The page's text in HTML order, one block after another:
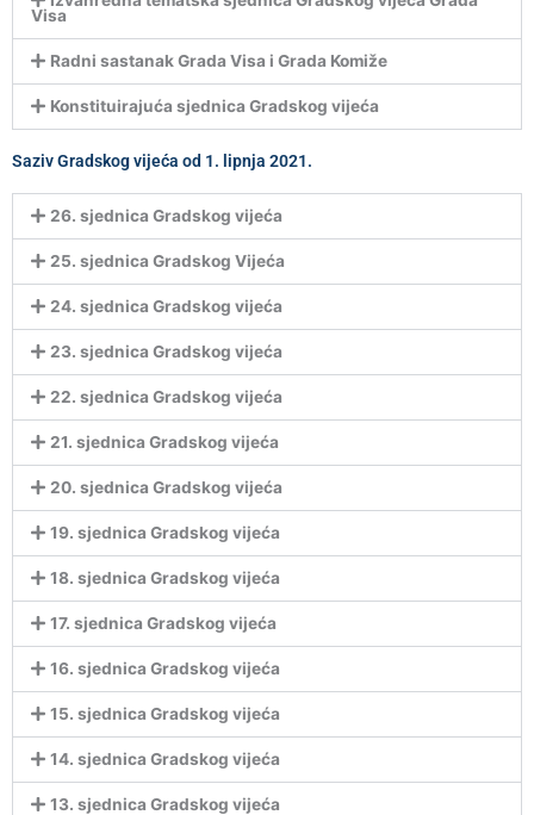
Visa
Radni sastanak Grada Visa i Grada Komiže
Konstituirajuća sjednica Gradskog vijeća
Saziv Gradskog vijeća od 1. lipnja 2021.
26. sjednica Gradskog vijeća
25. sjednica Gradskog Vijeća
24. sjednica Gradskog vijeća
23. sjednica Gradskog vijeća
22. sjednica Gradskog vijeća
21. sjednica Gradskog vijeća
20. sjednica Gradskog vijeća
19. sjednica Gradskog vijeća
18. sjednica Gradskog vijeća
17. sjednica Gradskog vijeća
16. sjednica Gradskog vijeća
15. sjednica Gradskog vijeća
14. sjednica Gradskog vijeća
13. sjednica Gradskog vijeća